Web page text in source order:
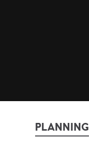
PLANNING